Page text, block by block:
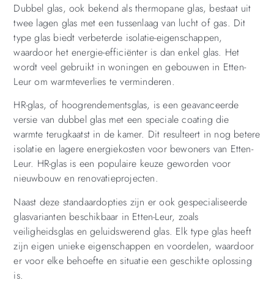
Dubbel glas, ook bekend als thermopane glas, bestaat uit
twee lagen glas met een tussenlaag van lucht of gas. Dit
type glas biedt verbeterde isolatie-eigenschappen,
waardoor het energie-efficiënter is dan enkel glas. Het
wordt veel gebruikt in woningen en gebouwen in Etten-
Leur om warmteverlies te verminderen.
HR-glas, of hoogrendementsglas, is een geavanceerde
versie van dubbel glas met een speciale coating die
warmte terugkaatst in de kamer. Dit resulteert in nog betere
isolatie en lagere energiekosten voor bewoners van Etten-
Leur. HR-glas is een populaire keuze geworden voor
nieuwbouw en renovatieprojecten.
Naast deze standaardopties zijn er ook gespecialiseerde
glasvarianten beschikbaar in Etten-Leur, zoals
veiligheidsglas en geluidswerend glas. Elk type glas heeft
zijn eigen unieke eigenschappen en voordelen, waardoor
er voor elke behoefte en situatie een geschikte oplossing
is.